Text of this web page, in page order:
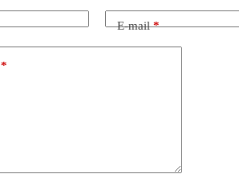
E-mail*
*